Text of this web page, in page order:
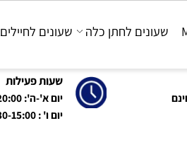
שעות פעילות
יום א'-ה': 09:45-20:00
יום ו' : 08:30-15:00
שעונים לחתן כלה שעונים לחיילים